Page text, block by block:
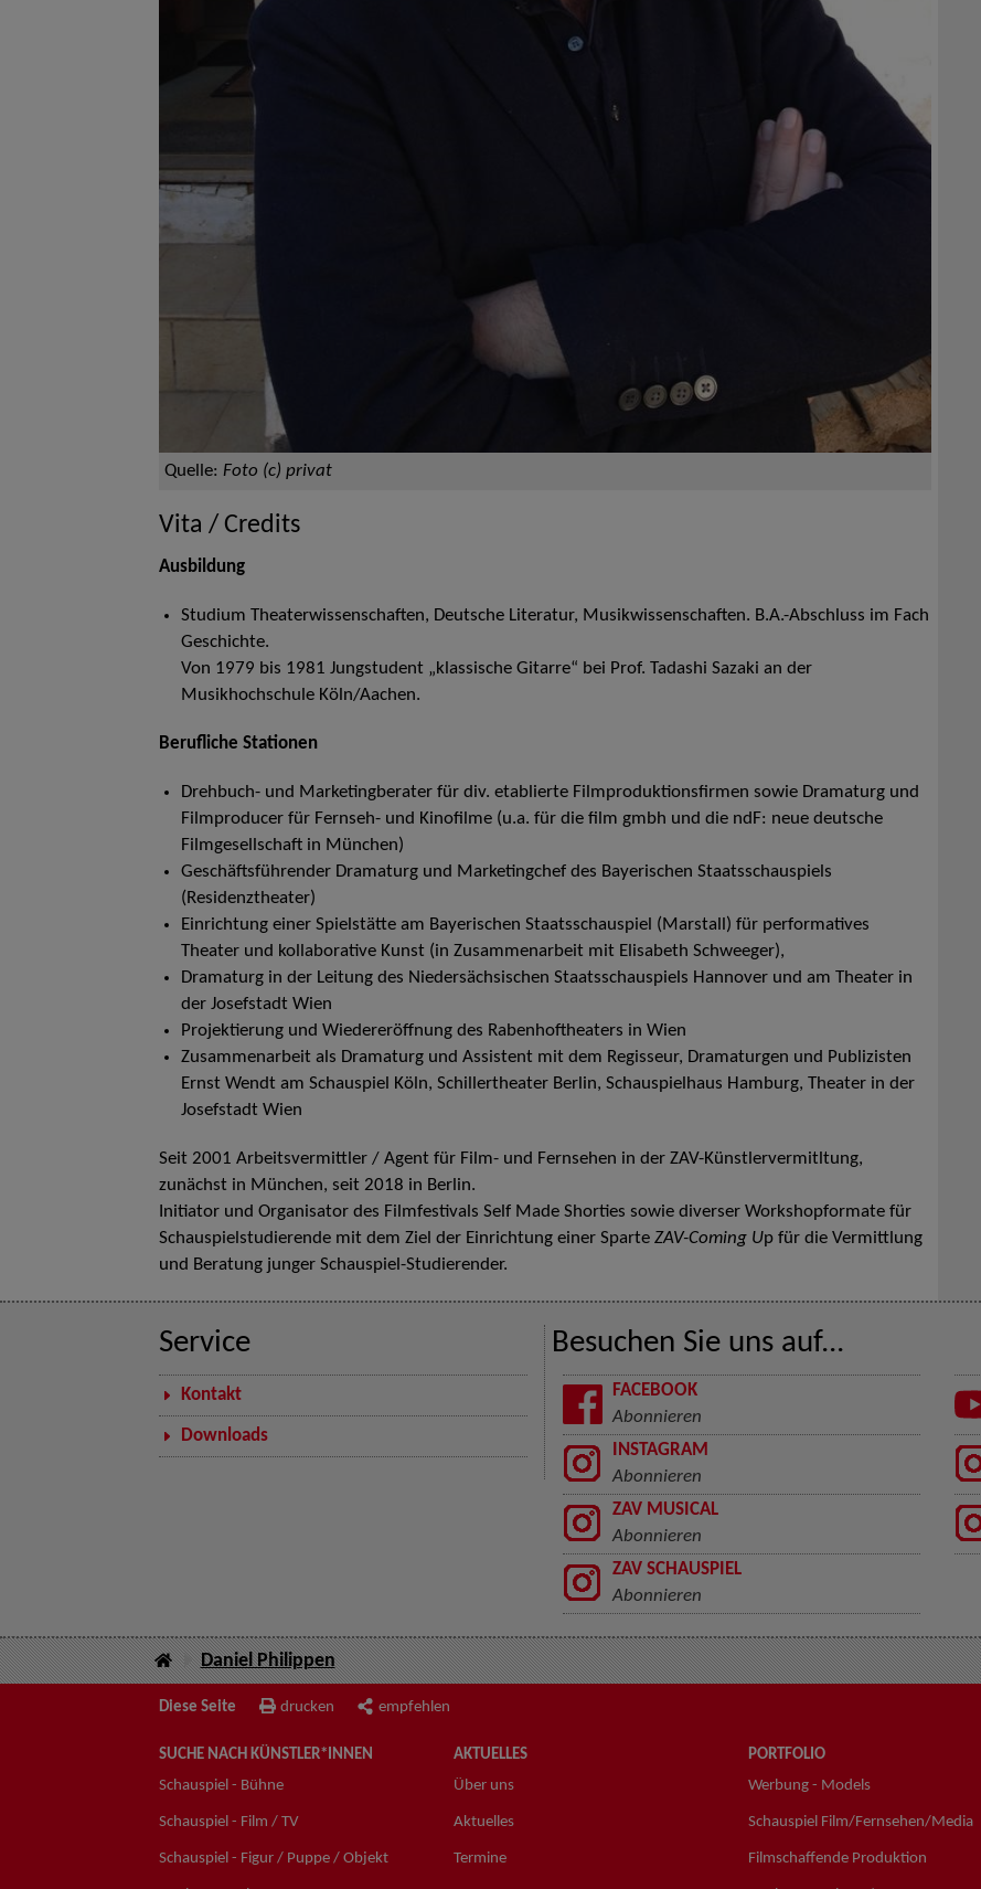
Quelle: Foto (c) privat
Vita / Credits
Ausbildung
Studium Theaterwissenschaften, Deutsche Literatur, Musikwissenschaften. B.A.-Abschluss im Fach
Geschichte.
Von 1979 bis 1981 Jungstudent „klassische Gitarre“ bei Prof. Tadashi Sazaki an der
Musikhochschule Köln/Aachen.
Berufliche Stationen
Drehbuch- und Marketingberater für div. etablierte Filmproduktionsfirmen sowie Dramaturg und
Filmproducer für Fernseh- und Kinofilme (u.a. für die film gmbh und die ndF: neue deutsche
Filmgesellschaft in München)
Geschäftsführender Dramaturg und Marketingchef des Bayerischen Staatsschauspiels
(Residenztheater)
Einrichtung einer Spielstätte am Bayerischen Staatsschauspiel (Marstall) für performatives
Theater und kollaborative Kunst (in Zusammenarbeit mit Elisabeth Schweeger),
Dramaturg in der Leitung des Niedersächsischen Staatsschauspiels Hannover und am Theater in
der Josefstadt Wien
Projektierung und Wiedereröffnung des Rabenhoftheaters in Wien
Zusammenarbeit als Dramaturg und Assistent mit dem Regisseur, Dramaturgen und Publizisten
Ernst Wendt am Schauspiel Köln, Schillertheater Berlin, Schauspielhaus Hamburg, Theater in der
Josefstadt Wien
Seit 2001 Arbeitsvermittler / Agent für Film- und Fernsehen in der ZAV-Künstlervermitltung,
zunächst in München, seit 2018 in Berlin.
Initiator und Organisator des Filmfestivals Self Made Shorties sowie diverser Workshopformate für
Schauspielstudierende mit dem Ziel der Einrichtung einer Sparte ZAV-Coming Up für die Vermittlung
und Beratung junger Schauspiel-Studierender.
Service
Kontakt
Downloads
Besuchen Sie uns auf...
FACEBOOK
Abonnieren
INSTAGRAM
Abonnieren
ZAV MUSICAL
Abonnieren
ZAV SCHAUSPIEL
Abonnieren
Daniel Philippen
Diese Seite drucken empfehlen
SUCHE NACH KÜNSTLER*INNEN
Schauspiel - Bühne
Schauspiel - Film / TV
Schauspiel - Figur / Puppe / Objekt
AKTUELLES
Über uns
Aktuelles
Termine
PORTFOLIO
Werbung - Models
Schauspiel Film/Fernsehen/Media
Filmschaffende Produktion